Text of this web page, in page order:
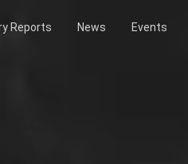
Reports News Events